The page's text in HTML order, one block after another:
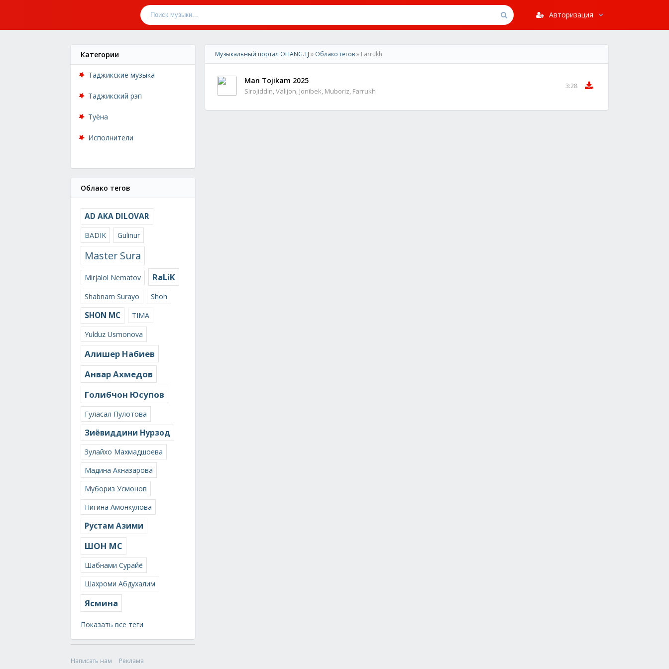
Авторизация
Категории
Таджикские музыка
Таджикский рэп
Туёна
Исполнители
Облако тегов
AD AKA DILOVAR
BADIK Gulinur
Master Sura
Mirjalol Nematov RaLiK
Shabnam Surayo Shoh
SHON MC
TIMA
Yulduz Usmonova
Алишер Набиев
Анвар Ахмедов
Голибчон Юсупов
Гуласал Пулотова
Зиёвиддини Нурзод
Зулайхо Махмадшоева
Мадина Акназарова
Мубориз Усмонов
Нигина Амонкулова
Рустам Азими
ШОН МС
Шабнами Сурайё
Шахроми Абдухалим
Ясмина
Показать все теги
Написать нам
Реклама
Музыкальный портал OHANG.TJ » Облако тегов» Farrukh
Man Tojikam 2025
Sirojiddin, Valijon, Jonibek, Muboriz, Farrukh
3:28